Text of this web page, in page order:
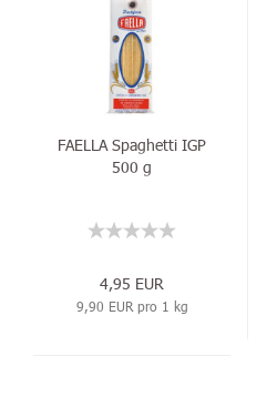
FAELLA Spaghetti IGP
500 g
4,95 EUR
9,90 EUR pro 1 kg